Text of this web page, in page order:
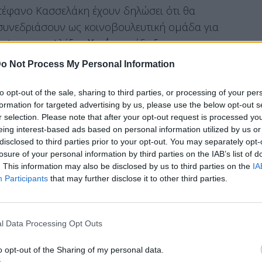
Not Process My Personal Information
opt-out of the sale, sharing to third parties, or processing of your
for targeted advertising by us, please use the below opt-out
selection. Please note that after your opt-out request is processed
interest-based ads based on personal information utilized by us
to third parties prior to your opt-out. You may separately
of your personal information by third parties on the IAB’s list of
This information may also be disclosed by us to third parties on the
Participants that may further disclose it to other third parties.
Data Processing Opt Outs
opt-out of the Sharing of my personal data.
Κασσελάκη έχουν δηλώσει ότι θα
ως κοινοβουλευτική ομάδα για
(αν και ο ΑλέξηςΧαρίτσηςέδειξε προς την
κάθε στάσης, τι θέλουν να πετύχουν αυτοί
και αυτοί που θα παραμείνουν μέχρι
(σίγουρα ΠΑΣΟΚ και ΣΥΡΙΖΑ)
πιστεύουν, με το λαϊκό αίσθημα όπως
τα
που έχουν αποδοκιμάσει την υποψηφιότητα
αναρτήσεις της Μαρίας Καρυστιανού).
ότι δεν ενημέρωσε το κοινοβούλιο για την